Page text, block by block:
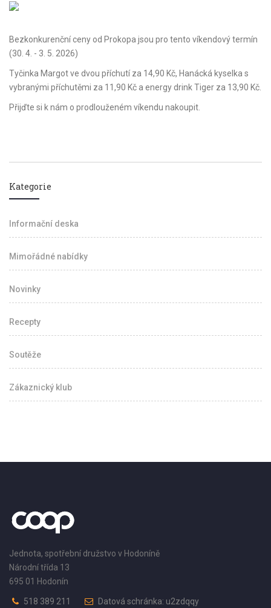
Bezkonkurenční ceny od Prokopa jsou pro tento víkendový termín
(30. 4. - 3. 5. 2026)
Tyčinka Margot ve dvou příchutí za 14,90 Kč, Hanácká kyselka s
vybranými příchutěmi za 11,90 Kč a energy drink Tiger za 13,90 Kč.
Přijďte si k nám o prodlouženém víkendu nakoupit.
Kategorie
Informační deska
Mimořádné nabídky
Novinky
Recepty
Soutěže
Zákaznický klub
Jednota, spotřební družstvo v Hodoníně
Národní třída 13
695 01 Hodonín
518 389 211
Datová schránka: u2zdqqy